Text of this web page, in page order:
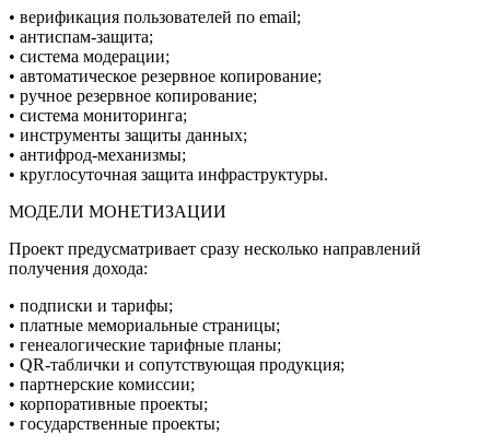
• верификация пользователей по email;
• антиспам-защита;
• система модерации;
• автоматическое резервное копирование;
• ручное резервное копирование;
• система мониторинга;
• инструменты защиты данных;
• антифрод-механизмы;
• круглосуточная защита инфраструктуры.
МОДЕЛИ МОНЕТИЗАЦИИ
Проект предусматривает сразу несколько направлений
получения дохода:
• подписки и тарифы;
• платные мемориальные страницы;
• генеалогические тарифные планы;
• QR-таблички и сопутствующая продукция;
• партнерские комиссии;
• корпоративные проекты;
• государственные проекты;